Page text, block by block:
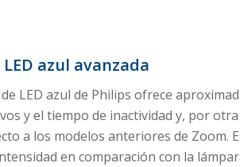
azul avanzada
LED azul de Philips ofrece
y el tiempo de inactividad y, por
a los modelos anteriores de Zoom.
en comparación con la